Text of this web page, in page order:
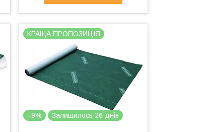
КРАЩА ПРОПОЗИЦІЯ
–9% Залишилось 26 днів